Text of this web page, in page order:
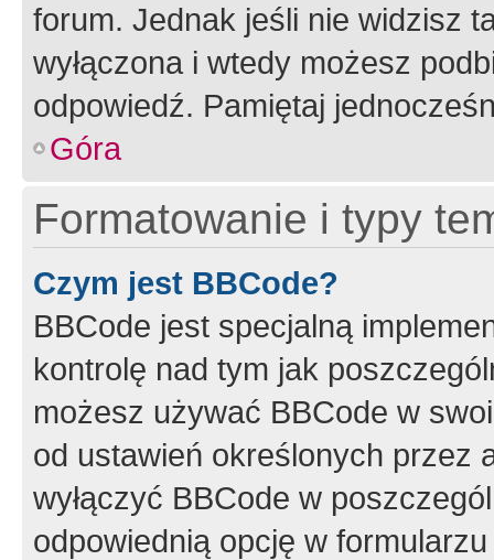
forum. Jednak jeśli nie widzisz
wyłączona i wtedy możesz
odpowiedź. Pamiętaj
Góra
Formatowanie i typy
Czym jest BBCode?
BBCode jest specjalną
kontrolę nad tym jak
możesz używać BBCode w
od ustawień określonych przez
wyłączyć BBCode w
odpowiednią opcję w